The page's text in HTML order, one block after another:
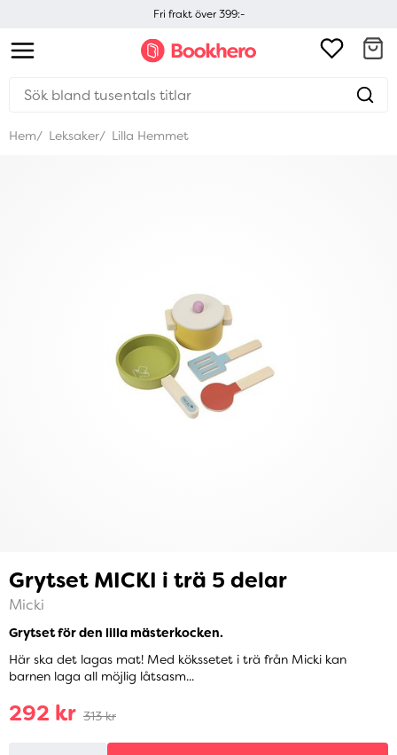
Fri frakt över 399:-
Hem Leksaker Lilla Hemmet
Grytset MICKI i trä 5 delar
Micki
Grytset för den lilla mästerkocken.
Här ska det lagas mat! Med kökssetet i trä från Micki kan
barnen laga all möjlig låtsasm...
292 kr 313 kr